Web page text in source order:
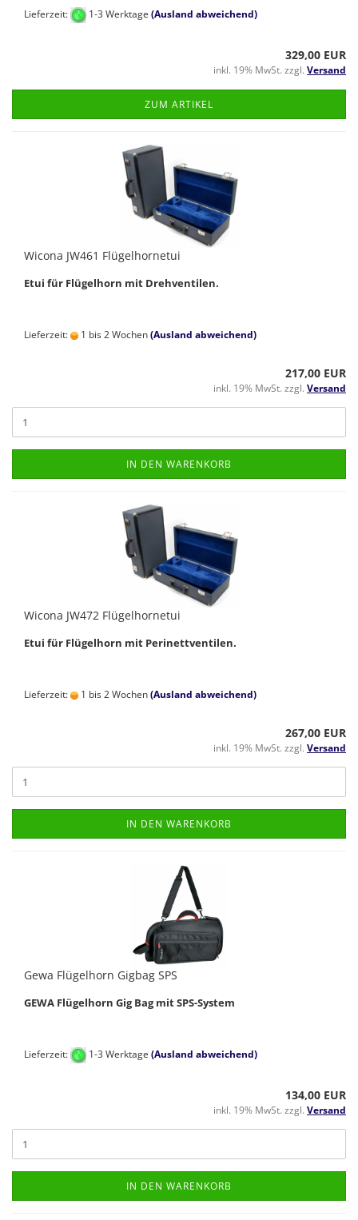
Lieferzeit: 1-3 Werktage (Ausland abweichend)
329,00 EUR
inkl. 19% MwSt. zzgl. Versand
ZUM ARTIKEL
Wicona JW461 Flügelhornetui
Etui für Flügelhorn mit Drehventilen.
Lieferzeit: 1 bis 2 Wochen(Ausland abweichend)
217,00 EUR
inkl. 19% MwSt. zzgl. Versand
IN DEN WARENKORB
Wicona JW472 Flügelhornetui
Etui für Flügelhorn mit Perinettventilen.
Lieferzeit: 1 bis 2 Wochen(Ausland abweichend)
267,00 EUR
inkl. 19% MwSt. zzgl. Versand
IN DEN WARENKORB
Gewa Flügelhorn Gigbag SPS
GEWA Flügelhorn Gig Bag mit SPS-System
Lieferzeit: 1-3 Werktage (Ausland abweichend)
134,00 EUR
inkl. 19% MwSt. zzgl. Versand
IN DEN WARENKORB